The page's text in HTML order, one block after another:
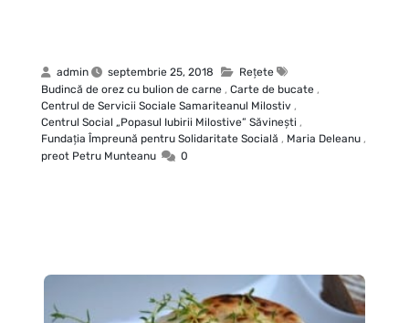
admin septembrie 25, 2018
Rețete
Budincă de orez cu bulion de carne , Carte de bucate ,
Centrul de Servicii Sociale Samariteanul Milostiv ,
Centrul Social „Popasul Iubirii Milostive” Săvineşti ,
Fundația Împreună pentru Solidaritate Socială , Maria Deleanu ,
preot Petru Munteanu
0